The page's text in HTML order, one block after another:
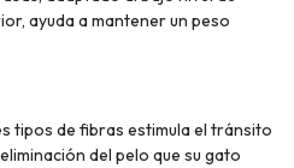
ayuda a mantener un peso
tipos de fibras estimula el tránsito
del pelo que su gato